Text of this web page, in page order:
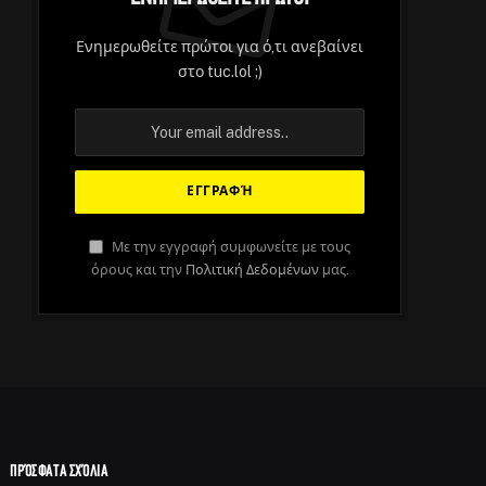
Ενημερωθείτε πρώτοι για ό,τι ανεβαίνει
στο tuc.lol ;)
Με την εγγραφή συμφωνείτε με τους
όρους και την Πολιτική Δεδομένωνμας.
ΠΡΌΣΦΑΤΑ ΣΧΌΛΙΑ